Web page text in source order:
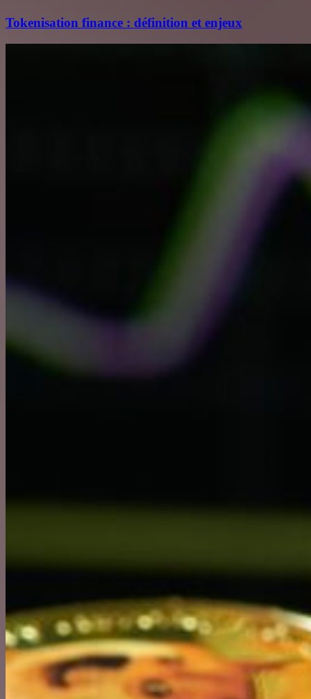
Tokenisation finance : définition et enjeux